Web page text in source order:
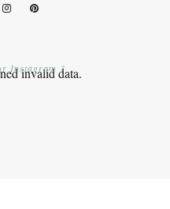
invalid data.
Instagram ?